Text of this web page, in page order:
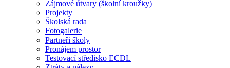
Zájmové útvary (školní kroužky)
Projekty
Školská rada
Fotogalerie
Partneři školy
Pronájem prostor
Testovací středisko ECDL